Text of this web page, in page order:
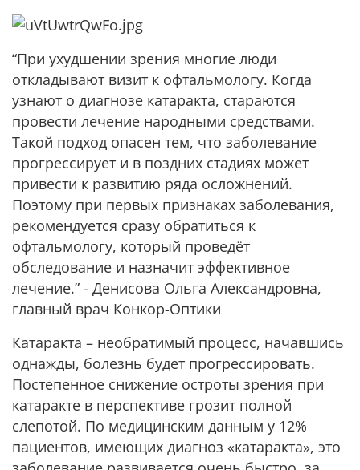
“При ухудшении зрения многие люди
откладывают визит к офтальмологу. Когда
узнают о диагнозе катаракта, стараются
провести лечение народными средствами.
Такой подход опасен тем, что заболевание
прогрессирует и в поздних стадиях может
привести к развитию ряда осложнений.
Поэтому при первых признаках заболевания,
рекомендуется сразу обратиться к
офтальмологу, который проведёт
обследование и назначит эффективное
лечение.” - Денисова Ольга Александровна,
главный врач Конкор-Оптики
Катаракта – необратимый процесс, начавшись
однажды, болезнь будет прогрессировать.
Постепенное снижение остроты зрения при
катаракте в перспективе грозит полной
слепотой. По медицинским данным у 12%
пациентов, имеющих диагноз «катаракта», это